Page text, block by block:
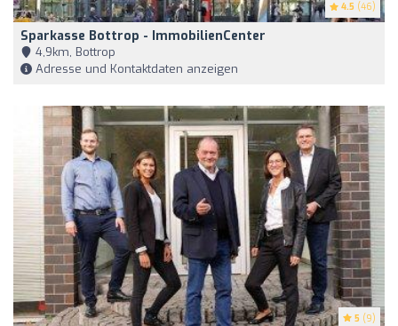
4.5 (46)
Sparkasse Bottrop - ImmobilienCenter
4,9km, Bottrop
Adresse und Kontaktdaten anzeigen
5 (9)